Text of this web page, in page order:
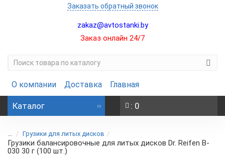
Заказать обратный звонок
zakaz@avtostanki.by
Заказ онлайн 24/7
О компании Доставка Главная
Каталог : 0
... Грузики для литых дисков
Грузики балансировочные для литых дисков Dr. Reifen B-
030 30 г (100 шт.)